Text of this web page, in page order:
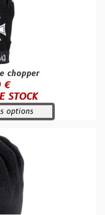
chopper
€
STOCK
options